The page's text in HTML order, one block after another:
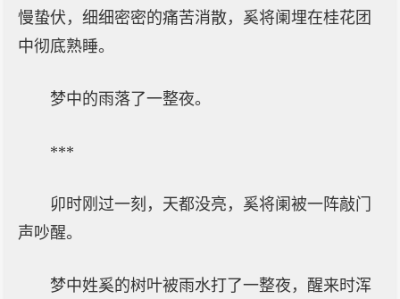
慢蛰伏，细细密密的痛苦消散，奚将阑埋在桂花团
中彻底熟睡。
梦中的雨落了一整夜。
***
卯时刚过一刻，天都没亮，奚将阑被一阵敲门
声吵醒。
梦中姓奚的树叶被雨水打了一整夜，醒来时浑